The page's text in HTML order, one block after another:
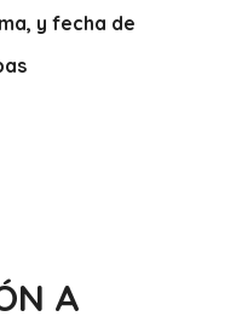
y fecha de
A